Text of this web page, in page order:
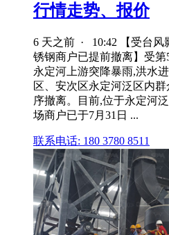
行情走势、报价
6 天之前 · 10:42 【受台风
锈钢商户已提前撤离】受
永定河上游突降暴雨,洪水
区、安次区永定河泛区内
序撤离。目前,位于永定河
场商户已于7月31日 ...
联系电话: 180 3780 8511